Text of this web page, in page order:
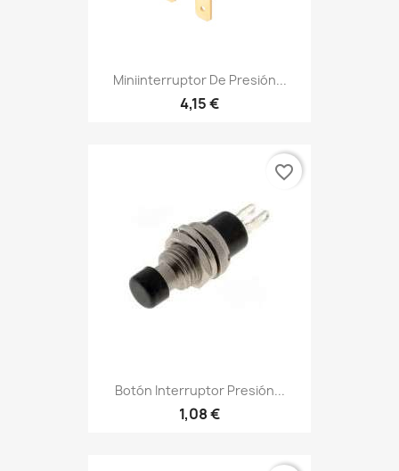
Miniinterruptor De Presión...
4,15 €
Botón Interruptor Presión...
1,08 €
favorite_border